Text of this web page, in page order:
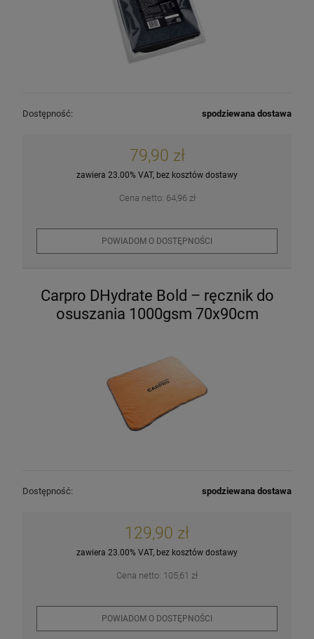
Dostępność: spodziewana dostawa
79,90 zł
zawiera 23.00% VAT, bez kosztów dostawy
Cena netto: 64,96 zł
POWIADOM O DOSTĘPNOŚCI
Carpro DHydrate Bold – ręcznik do
osuszania 1000gsm 70x90cm
Dostępność: spodziewana dostawa
129,90 zł
zawiera 23.00% VAT, bez kosztów dostawy
Cena netto: 105,61 zł
POWIADOM O DOSTĘPNOŚCI